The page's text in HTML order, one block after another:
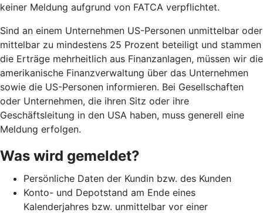
keiner Meldung aufgrund von FATCA verpflichtet.
Sind an einem Unternehmen US-Personen unmittelbar oder
mittelbar zu mindestens 25 Prozent beteiligt und stammen
die Erträge mehrheitlich aus Finanzanlagen, müssen wir die
amerikanische Finanzverwaltung über das Unternehmen
sowie die US-Personen informieren. Bei Gesellschaften
oder Unternehmen, die ihren Sitz oder ihre
Geschäftsleitung in den USA haben, muss generell eine
Meldung erfolgen.
Was wird gemeldet?
Persönliche Daten der Kundin bzw. des Kunden
Konto- und Depotstand am Ende eines
Kalenderjahres bzw. unmittelbar vor einer